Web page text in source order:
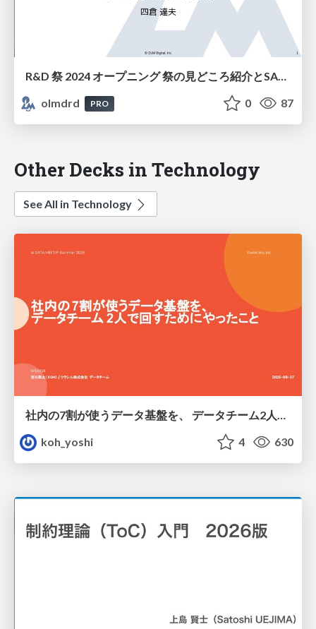
R&D 祭 2024 オープニング 祭の見どころ紹介とSAKUGADOも
olmdrd
PRO 0 87
Other Decks in Technology
See All in Technology
koh_yoshi
4 630